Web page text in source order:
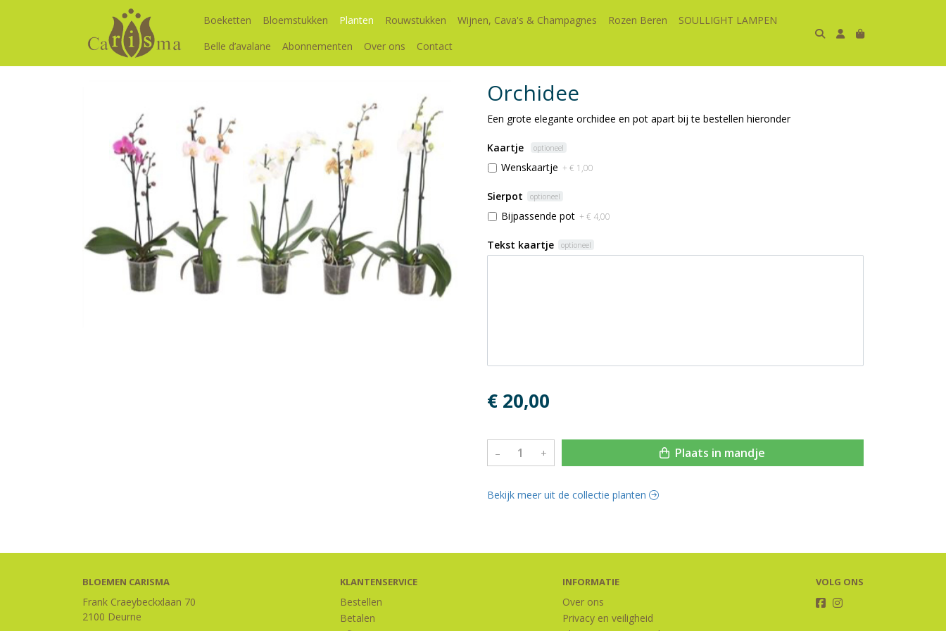
Boeketten Bloemstukken Planten Rouwstukken Wijnen, Cava's & Champagnes Rozen Beren
SOULLIGHT LAMPEN
Belle d’avalane
Abonnementen Over ons Contact
Orchidee
Een grote elegante orchidee en pot apart bij te bestellen hieronder
Kaartje optioneel
Wenskaartje + € 1,00
Sierpot optioneel
Bijpassende pot + € 4,00
Tekst kaartje optioneel
€ 20,00
– + Plaats in mandje
Bekijk meer uit de collectie planten
BLOEMEN CARISMA
Frank Craeybeckxlaan 70
2100 Deurne
KLANTENSERVICE
Bestellen
Betalen
INFORMATIE
Over ons
Privacy en veiligheid
VOLG ONS